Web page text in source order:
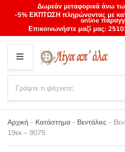
Δωρεάν μεταφορικά άνω
-5% ΕΚΠΤΩΣΗ πληρώνοντας με
online
Επικοινωνήστε μαζί μας:
M
E
N
U
Category
name
a
r
c
h
p
Αρχική - Κατάστημα - Βεντάλιες -
19εκ – 9075